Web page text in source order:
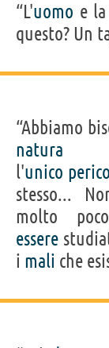
“L'uomo e la
questo? Un
“Abbiamo
natura
l'unico
stesso...
molto
essere
i mali che